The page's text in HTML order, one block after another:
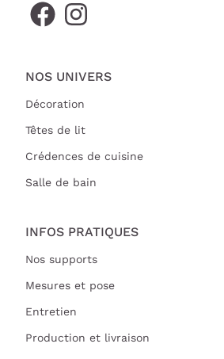
NOS UNIVERS
Décoration
Têtes de lit
Crédences de cuisine
Salle de bain
INFOS PRATIQUES
Nos supports
Mesures et pose
Entretien
Production et livraison